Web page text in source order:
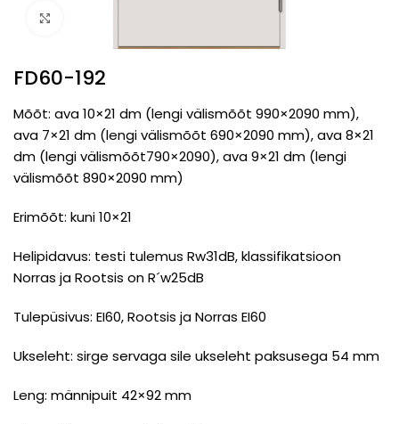
FD60-192
Mõõt: ava 10×21 dm (lengi välismõõt 990×2090 mm),
ava 7×21 dm (lengi välismõõt 690×2090 mm), ava 8×21
dm (lengi välismõõt790×2090), ava 9×21 dm (lengi
välismõõt 890×2090 mm)
Erimõõt: kuni 10×21
Helipidavus: testi tulemus Rw31dB, klassifikatsioon
Norras ja Rootsis on R´w25dB
Tulepüsivus: EI60, Rootsis ja Norras EI60
Ukseleht: sirge servaga sile ukseleht paksusega 54 mm
Leng: männipuit 42×92 mm